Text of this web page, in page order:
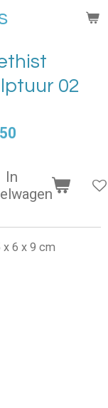
02
In
x 6 x 9 cm